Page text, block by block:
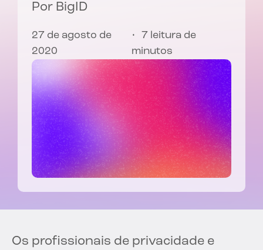
Por BigID
27 de agosto de
2020
7 leitura de
minutos
Os profissionais de privacidade e